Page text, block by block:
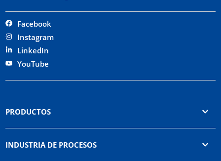
Facebook
Instagram
LinkedIn
YouTube
PRODUCTOS
INDUSTRIA DE PROCESOS